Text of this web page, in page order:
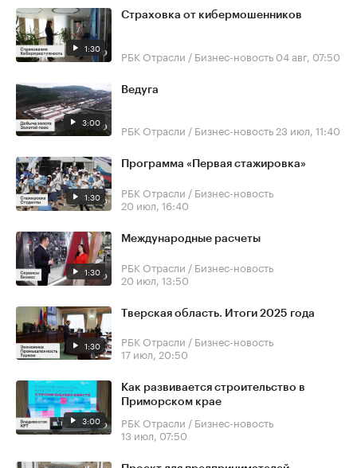
1:30
Страховка от кибермошенников
РБК Отрасли / Бизнес-новость 04 авг, 07:50
3:00
Ведуга
РБК Отрасли / Бизнес-новость 23 июл, 11:40
1:30
Программа «Первая стажировка»
РБК Отрасли / Бизнес-новость
20 июл, 16:40
1:30
Международные расчеты
РБК Отрасли / Бизнес-новость
20 июл, 13:50
1:30
Тверская область. Итоги 2025 года
РБК Отрасли / Бизнес-новость
17 июл, 20:50
3:00
Как развивается строительство в
Приморском крае
РБК Отрасли / Бизнес-новость
13 июл, 07:50